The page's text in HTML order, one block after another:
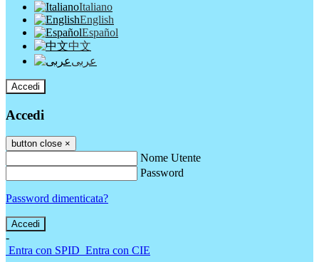
Italiano
English
Español
中文
عربى
Accedi
Accedi
button close ×
Nome Utente
Password
Password dimenticata?
-
Entra con SPID Entra con CIE